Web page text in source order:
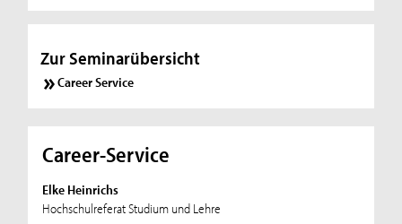
Zur Seminarübersicht
Career Service
Career-Service
Elke Heinrichs
Hochschulreferat Studium und Lehre